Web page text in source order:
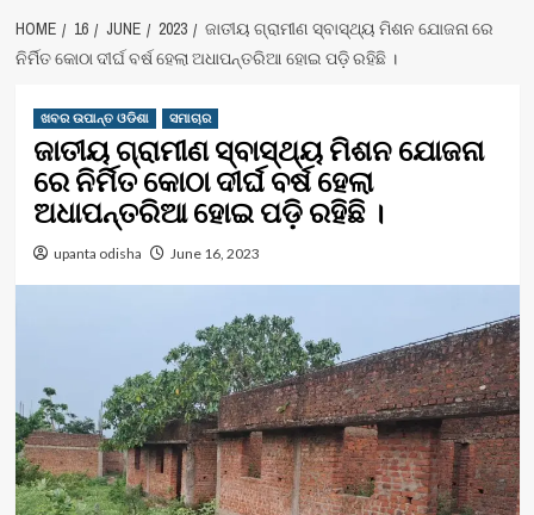
HOME 16 JUNE 2023
ଜାତୀୟ ଗ୍ରାମୀଣ ସ୍ବାସ୍ଥ୍ୟ ମିଶନ ଯୋଜନା ରେ
ନିର୍ମିତ କୋଠା ଦୀର୍ଘ ବର୍ଷ ହେଲା ଅଧାପନ୍ତରିଆ ହୋଇ ପଡ଼ି ରହିଛି ।
ଖବର ଉପାନ୍ତ ଓଡିଶା ସମାଚାର
ଜାତୀୟ ଗ୍ରାମୀଣ ସ୍ବାସ୍ଥ୍ୟ ମିଶନ ଯୋଜନା
ରେ ନିର୍ମିତ କୋଠା ଦୀର୍ଘ ବର୍ଷ ହେଲା
ଅଧାପନ୍ତରିଆ ହୋଇ ପଡ଼ି ରହିଛି ।
upanta odisha June 16, 2023